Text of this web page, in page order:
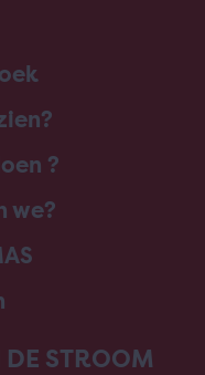
?
we?
STROOM